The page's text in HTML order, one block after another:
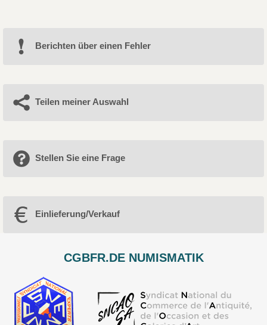
Berichten über einen Fehler
Teilen meiner Auswahl
Stellen Sie eine Frage
Einlieferung/Verkauf
CGBFR.DE NUMISMATIK